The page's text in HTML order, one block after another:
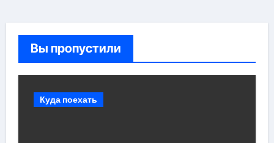
Вы пропустили
Куда поехать